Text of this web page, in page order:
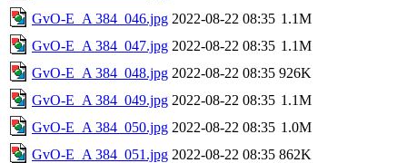
GvO-E_A 384_046.jpg 2022-08-22 08:35 1.1M
GvO-E_A 384_047.jpg 2022-08-22 08:35 1.1M
GvO-E_A 384_048.jpg 2022-08-22 08:35 926K
GvO-E_A 384_049.jpg 2022-08-22 08:35 1.1M
GvO-E_A 384_050.jpg 2022-08-22 08:35 1.0M
GvO-E_A 384_051.jpg 2022-08-22 08:35 862K